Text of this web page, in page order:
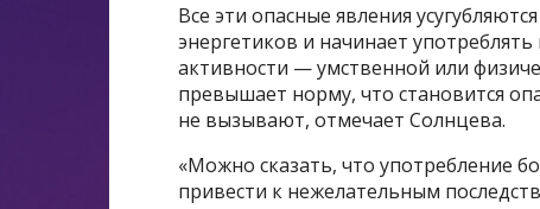
Все эти опасные явления
энергетиков и начинает
активности — умственной или
превышает норму, что становится
не вызывают, отмечает Солнцева.
«Можно сказать, что употребление
привести к нежелательным